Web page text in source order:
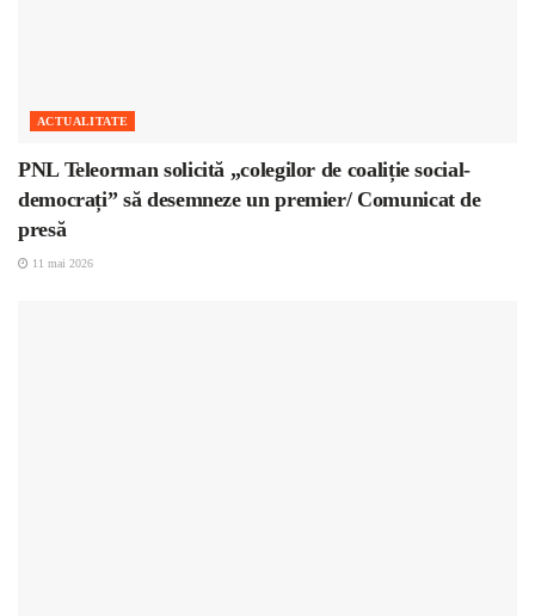
ACTUALITATE
PNL Teleorman solicită „colegilor de coaliție social-
democrați” să desemneze un premier/ Comunicat de
presă
11 mai 2026